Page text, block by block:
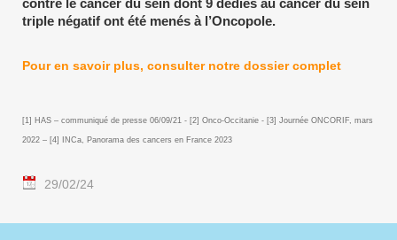
contre le cancer du sein dont 9 dédiés au cancer du sein
triple négatif ont été menés à l’Oncopole.
Pour en savoir plus, consulter notre dossier complet
[1] HAS – communiqué de presse 06/09/21 - [2] Onco-Occitanie - [3] Journée ONCORIF, mars
2022 – [4] INCa, Panorama des cancers en France 2023
29/02/24